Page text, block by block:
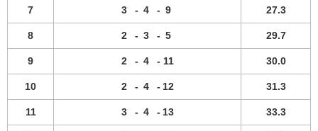
7 3 - 4 - 9 27.3
8 2 - 3 - 5 29.7
9 2 - 4 - 11 30.0
10 2 - 4 - 12 31.3
11 3 - 4 - 13 33.3